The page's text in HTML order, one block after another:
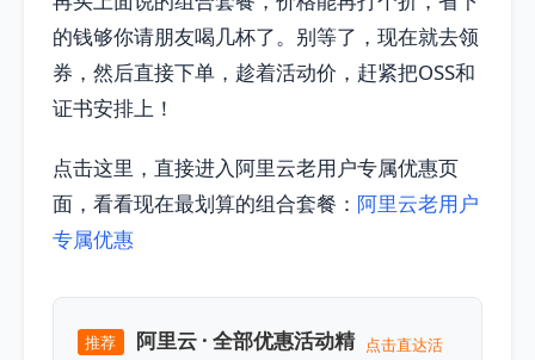
的钱够你请朋友喝几杯了。别等了，现在就去领
券，然后直接下单，趁着活动价，赶紧把OSS和
证书安排上！
点击这里，直接进入阿里云老用户专属优惠页
面，看看现在最划算的组合套餐： 阿里云老用户
专属优惠
推荐
阿里云 · 全部优惠活动精
点击直达活